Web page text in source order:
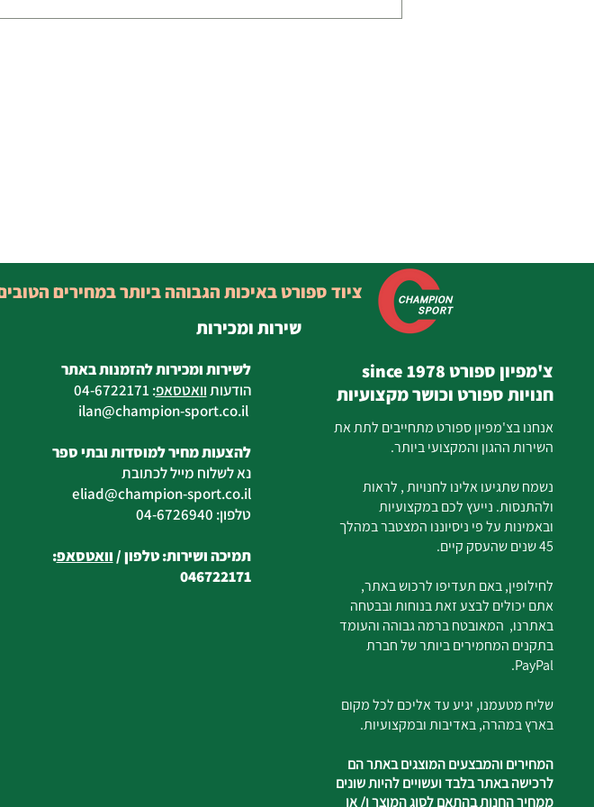
לשירות ומכירות להזמנות באתר
הודעותוואטסאפ:
04-6722171
ilan
@champion-sport.co.il
להצעות מחיר למוסדות ובתי ספר
נא לשלוח מייל לכתובת
eliad@champion-sport.co.il
טלפון: 04-6726940
תמיכה ושירות: טלפון /וואטסאפ:
046722171
צ'מפיון ספורט since 1978
חנויות ספורט וכושר מקצועיות
אנחנו בצ'מפיון ספורט מתחייבים לתת את
השירות ההגון והמקצועי ביותר.
נשמח שתגיעו אלינו לחנויות , לראות
ולהתנסות. נייעץ לכם במקצועיות
ובאמינות על פי ניסיוננו המצטבר במהלך
45 שנים שהעסק קיים.
לחילופין, באם תעדיפו לרכוש באתר,
אתם יכולים לבצע זאת בנוחות ובבטחה
באתרנו, המאובטח ברמה גבוהה והעומד
בתקנים המחמירים ביותר של חברת
PayPal.
שליח מטעמנו, יגיע עד אליכם לכל מקום
בארץ במהרה, באדיבות ובמקצועיות.
המחירים והמבצעים המוצגים באתר הם
לרכישה באתר בלבד ועשויים להיות שונים
ממחיר החנות בהתאם לסוג המוצר ו/ או
שירות ומכירות
ציוד ספורט באיכות הגבוהה ביותר במחירים